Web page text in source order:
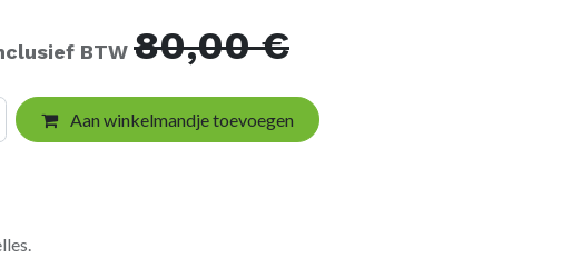
BTW 80,00€
Aan winkelmandje toevoegen